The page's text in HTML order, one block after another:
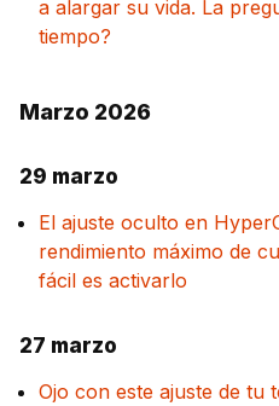
a alargar su vida. La
tiempo?
Marzo 2026
29 marzo
El ajuste oculto en
rendimiento máximo de
fácil es activarlo
27 marzo
Ojo con este ajuste de tu